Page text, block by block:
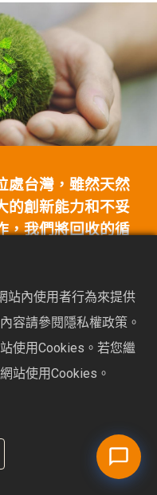
處台灣，雖然天然
的創新能力和不妥
，我們將回收的循
與理念推廣至全
續和熱忱是推動公
個環境友善的永續
站內使用者行為來提供
容請參閱隱私權政策。
使用Cookies。若您繼
站使用Cookies。